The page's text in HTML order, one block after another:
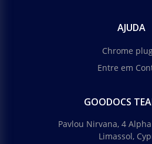
AJUDA
Chrome
Entre em
GOODOCS
Pavlou Nirvana, 4
Limassol,